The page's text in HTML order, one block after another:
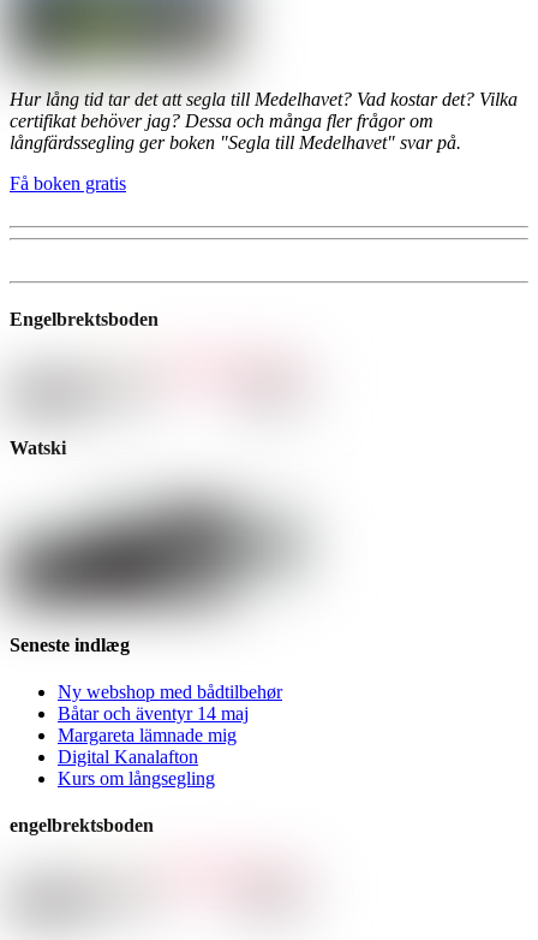
Hur lång tid tar det att segla till Medelhavet? Vad kostar det? Vilka
certifikat behöver jag? Dessa och många fler frågor om
långfärdssegling ger boken "Segla till Medelhavet" svar på.
Få boken gratis
Engelbrektsboden
Watski
Seneste indlæg
Ny webshop med bådtilbehør
Båtar och äventyr 14 maj
Margareta lämnade mig
Digital Kanalafton
Kurs om långsegling
engelbrektsboden